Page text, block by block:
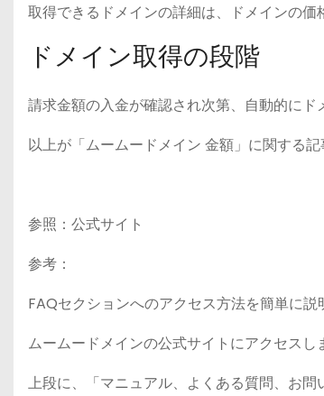
取得できるドメインの詳細は、ドメインの価
ドメイン取得の段階
請求金額の入金が確認され次第、自動的にド
以上が「ムームードメイン 金額」に関する記
参照：公式サイト
参考：
FAQセクションへのアクセス方法を簡単に説
ムームードメインの公式サイトにアクセスし
上段に、「マニュアル、よくある質問、お問